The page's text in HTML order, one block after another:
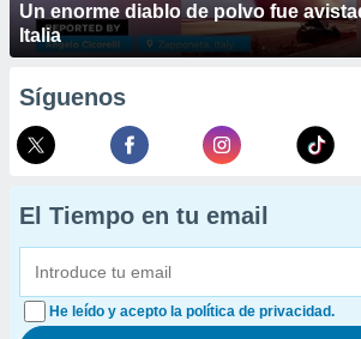
Un enorme diablo de polvo fue
Italia
Síguenos
El Tiempo en tu email
He leído y acepto la política de privacidad.